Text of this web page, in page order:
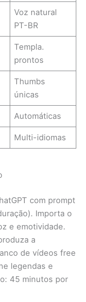
Voz natural
PT-BR
Templa.
prontos
Thumbs
únicas
Automáticas
Multi-idiomas
com prompt
Importa o
e emotividade.
a
de vídeos free
legendas e
45 minutos por